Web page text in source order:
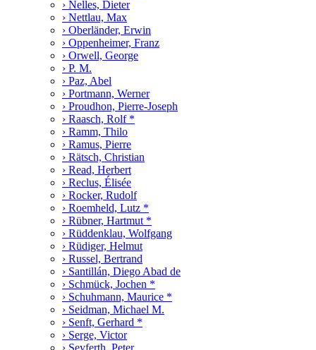
› Nelles, Dieter
› Nettlau, Max
› Oberländer, Erwin
› Oppenheimer, Franz
› Orwell, George
› P. M.
› Paz, Abel
› Portmann, Werner
› Proudhon, Pierre-Joseph
› Raasch, Rolf *
› Ramm, Thilo
› Ramus, Pierre
› Rätsch, Christian
› Read, Herbert
› Reclus, Élisée
› Rocker, Rudolf
› Roemheld, Lutz *
› Rübner, Hartmut *
› Rüddenklau, Wolfgang
› Rüdiger, Helmut
› Russel, Bertrand
› Santillán, Diego Abad de
› Schmück, Jochen *
› Schuhmann, Maurice *
› Seidman, Michael M.
› Senft, Gerhard *
› Serge, Victor